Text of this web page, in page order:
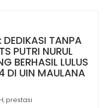
TANPA
PUTRI NURUL
BERHASIL LULUS
DI UIN MAULANA
, prestasi